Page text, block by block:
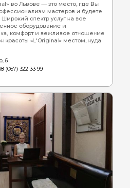
во Львове — это место, где Вы
мастеров и будете
Широкий спектр услуг на все
оборудование и
комфорт и вежливое отношение
красоты «L'Original» местом, куда
6
(067) 322 33 99